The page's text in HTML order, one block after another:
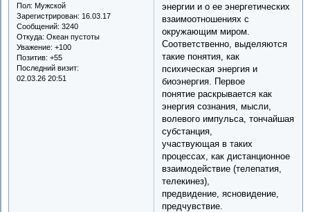
Пол: Мужской
Зарегистрирован: 16.03.17
Сообщений: 3240
Откуда: Океан пустоты
Уважение: +100
Позитив: +55
Последний визит:
02.03.26 20:51
энергии и о ее энергетических
взаимоотношениях с
окружающим миром.
Соответственно, выделяются
такие понятия, как
психическая энергия и
биоэнергия. Первое
понятие раскрывается как
энергия сознания, мысли,
волевого импульса, тончайшая
субстанция,
участвующая в таких
процессах, как дистанционное
взаимодействие (телепатия,
телекинез),
предвидение, ясновидение,
предчувствие.